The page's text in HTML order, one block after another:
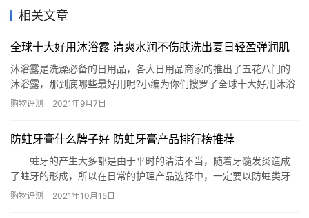
相关文章
全球十大好用沐浴露 清爽水润不伤肤洗出夏日轻盈弹润肌
沐浴露是洗澡必备的日用品，各大日用品商家的推出了五花八门的
沐浴露，那到底哪些最好用呢?小编为你们搜罗了全球十大好用沐浴
露，有了这些沐浴露美美的洗个澡不是问题。 1.Fresh/馥蕾诗清甜
泡沫细腻丰富能温和洁净肌肤、清透舒缓。 2.欧舒丹樱…
购物评测 2021年9月7日
防蛀牙膏什么牌子好 防蛀牙膏产品排行榜推荐
蛀牙的产生大多都是由于平时的清洁不当，随着牙髓发炎造成
了蛀牙的形成，所以在日常的护理产品选择中，一定要以防蛀类牙
膏为主。那么今天就由小编来为大家列出防蛀牙膏产品排行榜，告
购物评测 2021年10月15日